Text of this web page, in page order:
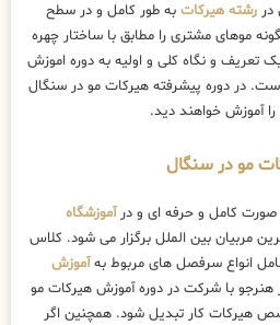
در رشته هیرکات به طور کامل و در سطح
موهای مشتری را مطابق با ساختار چهره
تعریف و نگاه کلی و اولیه به دوره اموزش
در دوره پیشرفته هیرکات مو در سنگال
را آموزش خواهند دید.
مو در سنگال
صورت کامل و حرفه ای و درآموزشگاه
مربیان بین الملل برگزار می شود. کلاس
انواع سرفصل های مربوط بهآموزش
هنرجو با شرکت در دوره آموزش هیرکات مو
هیرکات کار تبدیل شود. همچنین اگر